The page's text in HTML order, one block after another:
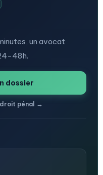
un avocat
48h.
dossier
pénal →